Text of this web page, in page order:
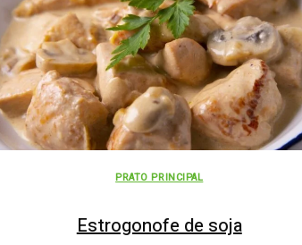
PRATO PRINCIPAL
Estrogonofe de soja